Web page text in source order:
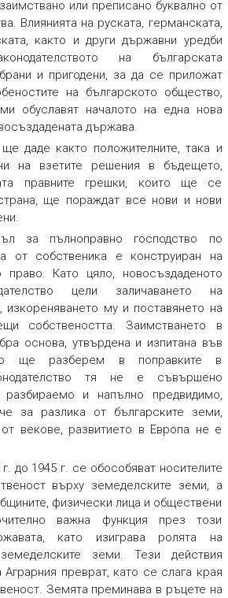
или преписано буквално от
Влиянията на руската, германската,
както и други държавни уредби
на българската
и пригодени, за да се приложат
на българското общество,
обуславят началото на една нова
държава.
даде както положителните, така и
на взетите решения в бъдещето,
правните грешки, които ще се
ще пораждат все нови и нови
за пълноправно господство по
от собственика е конструиран на
право. Като цяло, новосъздаденото
цели заличаването на
изкореняването му и поставянето на
собствеността. Заимстването в
основа, утвърдена и изпитана във
ще разберем в поправките в
тя не е съвършено
и напълно предвидимо,
за разлика от българските земи,
векове, развитието в Европа не е
до 1945 г. се обособяват носителите
върху земеделските земи, а
физически лица и обществени
важна функция през този
като изиграва ролята на
земи. Тези действия
преврат, като се слага края
Земята преминава в ръцете на